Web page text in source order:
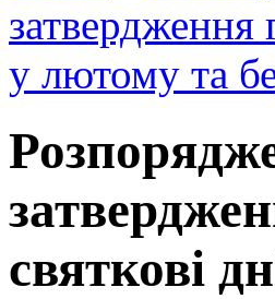
затвердження
у лютому та
святкові